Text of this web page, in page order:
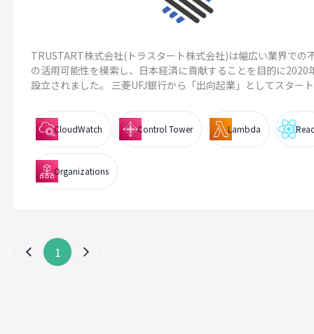
TRUSTART株式会社(トラスタート株式会社)は幅広い業界での
の活用可能性を模索し、日本経済に貢献することを目的に2020
設立されました。 三菱UFJ銀行から「出向起業」としてスター
CloudWatch Control Tower Lambda
Organizations
1